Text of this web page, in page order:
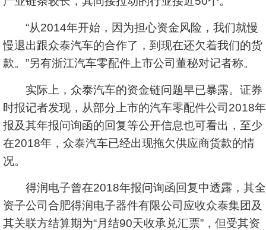
“从2014年开始，因为担心资金风险，我们就慢
慢退出跟众泰汽车的合作了，到现在还欠着我们的货
款。”另有浙江汽车零配件上市公司董秘对记者称。
实际上，众泰汽车的资金链问题早已暴露。证券
时报记者发现，从部分上市的汽车零配件公司2018年
报及其年报问询函的回复等公开信息也可看出，至少
在2018年，众泰汽车已经出现拖欠供应商货款的情
况。
得润电子曾在2018年报问询函回复中透露，其全
资子公司合肥得润电子器件有限公司应收众泰集团及
其关联方结算期为“月结90天收承兑汇票”，但受其资